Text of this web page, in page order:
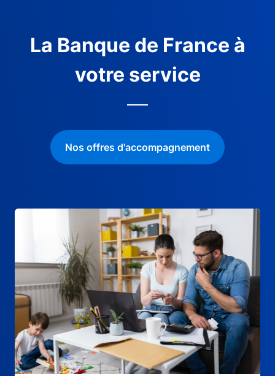
La Banque de France à
votre service
Nos offres d'accompagnement